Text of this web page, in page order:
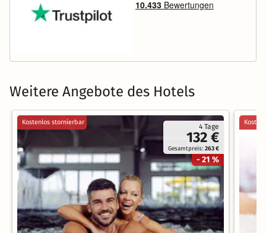
Weitere Angebote des Hotels
4 Tage
132 €
Gesamtpreis:263 €
- 21 %
Kostenlos stornierbar